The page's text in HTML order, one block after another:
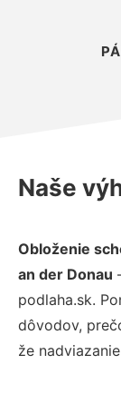
Naše
Obloženie
an der Donau
podlaha.sk.
dôvodov,
že